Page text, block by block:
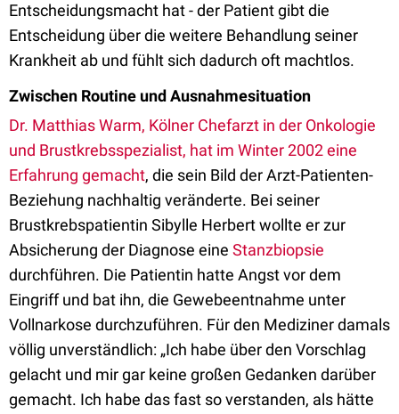
Entscheidungsmacht hat - der Patient gibt die
Entscheidung über die weitere Behandlung seiner
Krankheit ab und fühlt sich dadurch oft machtlos.
Zwischen Routine und Ausnahmesituation
Dr. Matthias Warm, Kölner Chefarzt in der Onkologie
und Brustkrebsspezialist, hat im Winter 2002 eine
Erfahrung gemacht, die sein Bild der Arzt-Patienten-
Beziehung nachhaltig veränderte. Bei seiner
Brustkrebspatientin Sibylle Herbert wollte er zur
Absicherung der Diagnose eine Stanzbiopsie
durchführen. Die Patientin hatte Angst vor dem
Eingriff und bat ihn, die Gewebeentnahme unter
Vollnarkose durchzuführen. Für den Mediziner damals
völlig unverständlich: „Ich habe über den Vorschlag
gelacht und mir gar keine großen Gedanken darüber
gemacht. Ich habe das fast so verstanden, als hätte